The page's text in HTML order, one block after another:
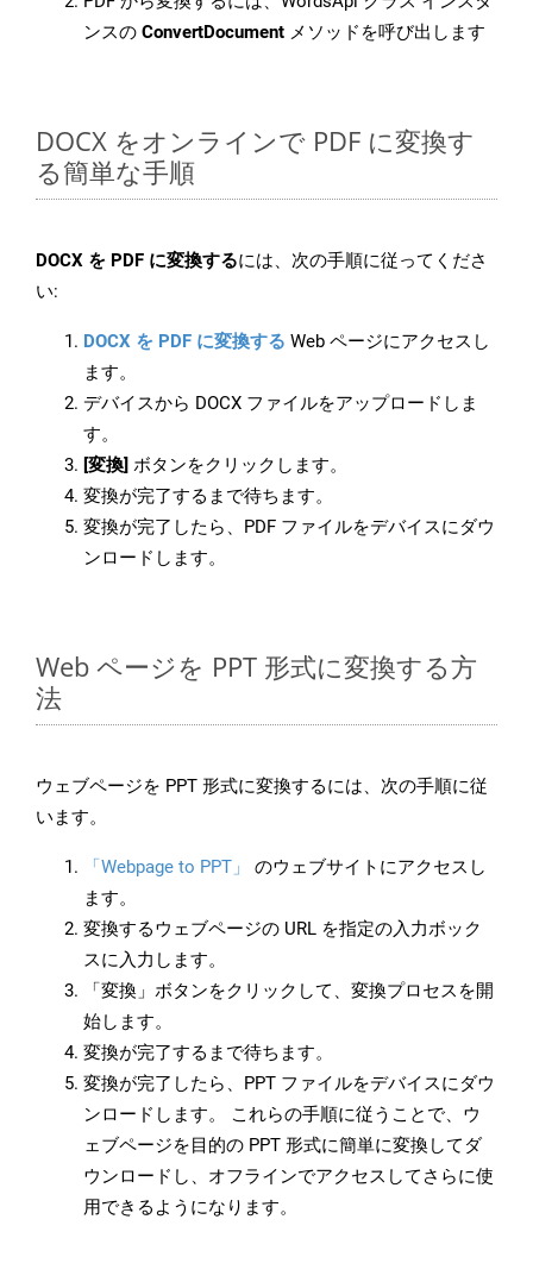
ンスの ConvertDocument メソッドを呼び出します
DOCX をオンラインで PDF に変換す
る簡単な手順
DOCX を PDF に変換するには、次の手順に従ってくださ
い:
DOCX を PDF に変換する Web ページにアクセスし
ます。
デバイスから DOCX ファイルをアップロードしま
す。
[変換] ボタンをクリックします。
変換が完了するまで待ちます。
変換が完了したら、PDF ファイルをデバイスにダウ
ンロードします。
Web ページを PPT 形式に変換する方
法
ウェブページを PPT 形式に変換するには、次の手順に従
います。
「Webpage to PPT」
のウェブサイトにアクセスし
ます。
変換するウェブページの URL を指定の入力ボック
スに入力します。
「変換」ボタンをクリックして、変換プロセスを開
始します。
変換が完了するまで待ちます。
変換が完了したら、PPT ファイルをデバイスにダウ
ンロードします。 これらの手順に従うことで、ウ
ェブページを目的の PPT 形式に簡単に変換してダ
ウンロードし、オフラインでアクセスしてさらに使
用できるようになります。